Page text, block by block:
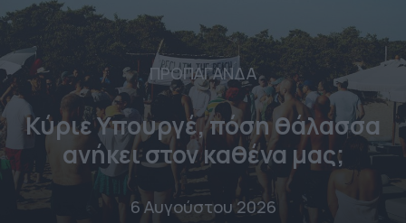
ΠΡΟΠΑΓΑΝΔΑ
Κύριε Υπουργέ, πόση θάλασσα
ανήκει στον καθένα μας;
6 Αυγούστου 2026